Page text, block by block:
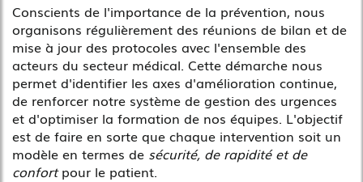
Conscients de l'importance de la prévention, nous
organisons régulièrement des réunions de bilan et de
mise à jour des protocoles avec l'ensemble des
acteurs du secteur médical. Cette démarche nous
permet d'identifier les axes d'amélioration continue,
de renforcer notre système de gestion des urgences
et d'optimiser la formation de nos équipes. L'objectif
est de faire en sorte que chaque intervention soit un
modèle en termes de sécurité, de rapidité et de
confortpour le patient.